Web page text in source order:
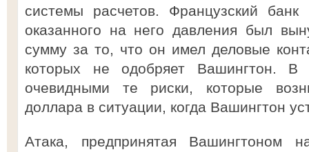
системы расчетов. Французский
оказанного на него давления был
сумму за то, что он имел деловые
которых не одобряет Вашингтон. В
очевидными те риски, которые
доллара в ситуации, когда Вашингтон
Атака, предпринятая Вашингтоном